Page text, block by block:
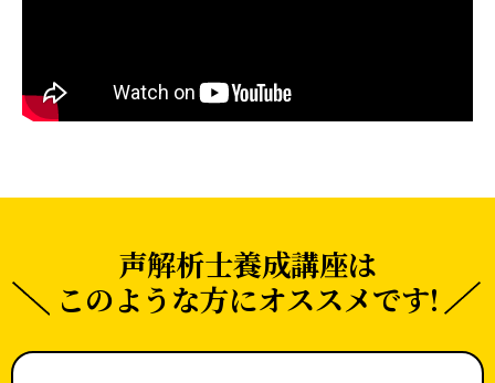
声解析士養成講座は
このような方にオススメです!